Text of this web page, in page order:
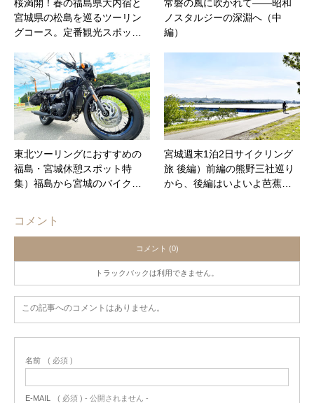
桜満開！春の福島県大内宿と
宮城県の松島を巡るツーリン
グコース。定番観光スポッ…
常磐の風に吹かれて――昭和
ノスタルジーの深淵へ（中
編）
東北ツーリングにおすすめの
福島・宮城休憩スポット特
集）福島から宮城のバイク…
宮城週末1泊2日サイクリング
旅 後編）前編の熊野三社巡り
から、後編はいよいよ芭蕉…
コメント
コメント (0)
トラックバックは利用できません。
この記事へのコメントはありません。
名前 ( 必須 )
E-MAIL ( 必須 ) - 公開されません -